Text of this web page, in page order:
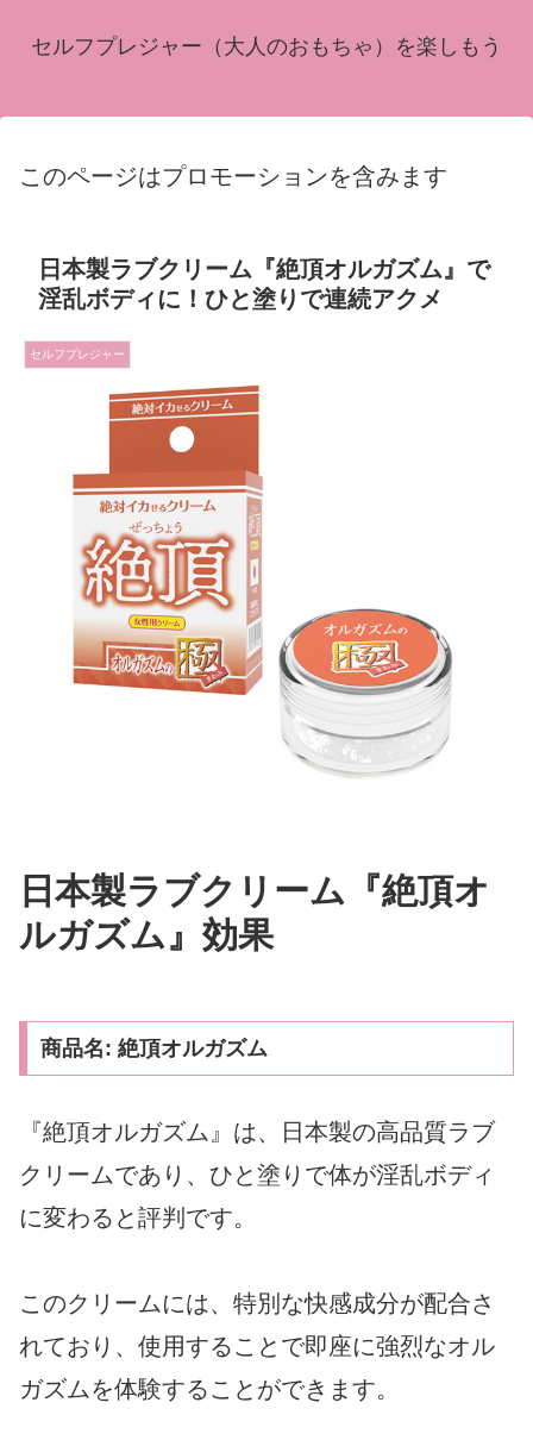
セルフプレジャー（大人のおもちゃ）を楽しもう
このページはプロモーションを含みます
日本製ラブクリーム『絶頂オルガズム』で
淫乱ボディに！ひと塗りで連続アクメ
セルフプレジャー
日本製ラブクリーム『絶頂オ
ルガズム』効果
商品名: 絶頂オルガズム
『絶頂オルガズム』は、日本製の高品質ラブ
クリームであり、ひと塗りで体が淫乱ボディ
に変わると評判です。
このクリームには、特別な快感成分が配合さ
れており、使用することで即座に強烈なオル
ガズムを体験することができます。